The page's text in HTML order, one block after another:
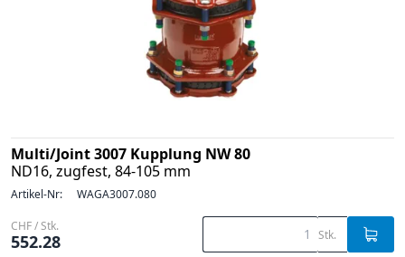
Multi/Joint 3007 Kupplung NW 80
ND16, zugfest, 84-105 mm
Artikel-Nr: WAGA3007.080
CHF / Stk.
552.28 Stk.